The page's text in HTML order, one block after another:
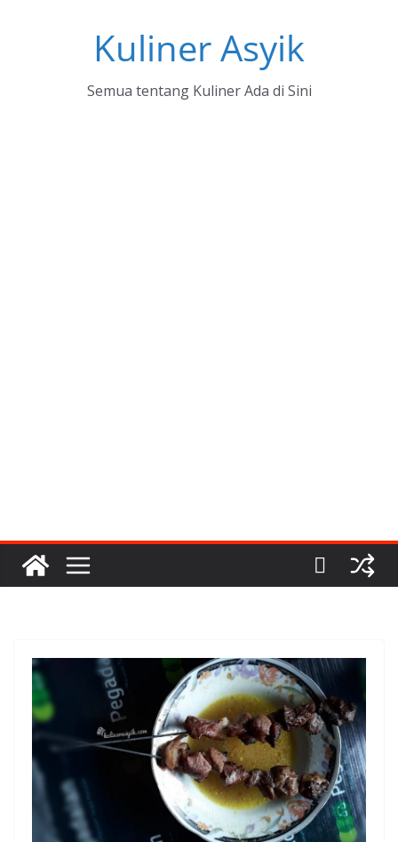
Kuliner Asyik
Semua tentang Kuliner Ada di Sini